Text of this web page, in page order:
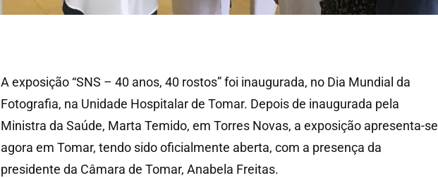
A exposição “SNS – 40 anos, 40 rostos” foi inaugurada, no Dia Mundial da
Fotografia, na Unidade Hospitalar de Tomar. Depois de inaugurada pela
Ministra da Saúde, Marta Temido, em Torres Novas, a exposição apresenta-se
agora em Tomar, tendo sido oficialmente aberta, com a presença da
presidente da Câmara de Tomar, Anabela Freitas.